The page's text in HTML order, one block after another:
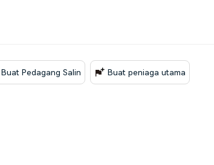
Buat Pedagang Salin Buat peniaga utama